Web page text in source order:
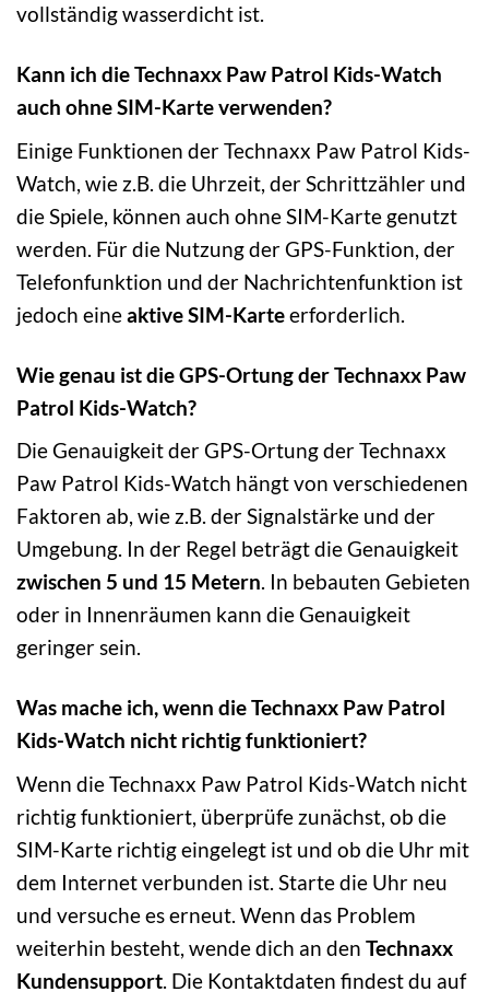
vollständig wasserdicht ist.
Kann ich die Technaxx Paw Patrol Kids-Watch
auch ohne SIM-Karte verwenden?
Einige Funktionen der Technaxx Paw Patrol Kids-
Watch, wie z.B. die Uhrzeit, der Schrittzähler und
die Spiele, können auch ohne SIM-Karte genutzt
werden. Für die Nutzung der GPS-Funktion, der
Telefonfunktion und der Nachrichtenfunktion ist
jedoch eineaktive SIM-Karteerforderlich.
Wie genau ist die GPS-Ortung der Technaxx Paw
Patrol Kids-Watch?
Die Genauigkeit der GPS-Ortung der Technaxx
Paw Patrol Kids-Watch hängt von verschiedenen
Faktoren ab, wie z.B. der Signalstärke und der
Umgebung. In der Regel beträgt die Genauigkeit
zwischen 5 und 15 Metern. In bebauten Gebieten
oder in Innenräumen kann die Genauigkeit
geringer sein.
Was mache ich, wenn die Technaxx Paw Patrol
Kids-Watch nicht richtig funktioniert?
Wenn die Technaxx Paw Patrol Kids-Watch nicht
richtig funktioniert, überprüfe zunächst, ob die
SIM-Karte richtig eingelegt ist und ob die Uhr mit
dem Internet verbunden ist. Starte die Uhr neu
und versuche es erneut. Wenn das Problem
weiterhin besteht, wende dich an den Technaxx
Kundensupport. Die Kontaktdaten findest du auf